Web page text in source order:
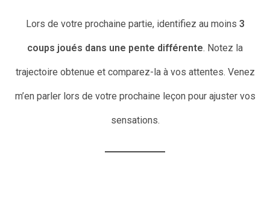
Lors de votre prochaine partie, identifiez au moins 3
coups joués dans une pente différente. Notez la
trajectoire obtenue et comparez-la à vos attentes. Venez
m’en parler lors de votre prochaine leçon pour ajuster vos
sensations.